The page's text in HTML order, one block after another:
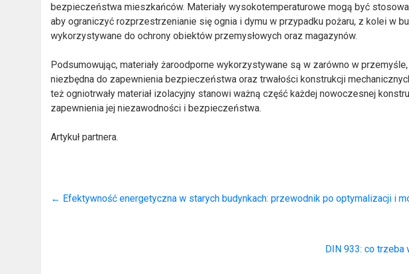
bezpieczeństwa mieszkańców. Materiały wysokotemperaturowe mogą być
aby ograniczyć rozprzestrzenianie się ognia i dymu w przypadku pożaru, z kolei w
wykorzystywane do ochrony obiektów przemysłowych oraz magazynów.
Podsumowując, materiały żaroodporne wykorzystywane są w zarówno w
niezbędna do zapewnienia bezpieczeństwa oraz trwałości konstrukcji
też ogniotrwały materiał izolacyjny stanowi ważną część każdej nowoczesnej
zapewnienia jej niezawodności i bezpieczeństwa.
Artykuł partnera.
← Efektywność energetyczna w starych budynkach: przewodnik po optymalizacji i
DIN 933: co trzeba